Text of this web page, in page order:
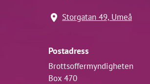
Storgatan 49, Umeå
Postadress
Brottsoffermyndigheten
Box 470